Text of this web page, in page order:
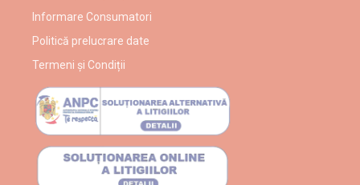
Informare Consumatori
Politică prelucrare date
Termeni și Condiții